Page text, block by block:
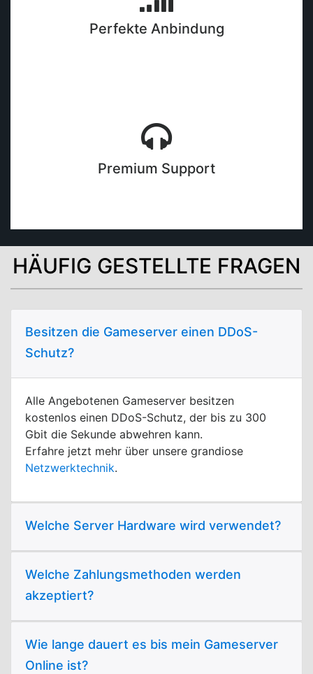
Perfekte Anbindung
Premium Support
HÄUFIG GESTELLTE FRAGEN
Besitzen die Gameserver einen DDoS-
Schutz?
Alle Angebotenen Gameserver besitzen
kostenlos einen DDoS-Schutz, der bis zu 300
Gbit die Sekunde abwehren kann.
Erfahre jetzt mehr über unsere grandiose
Netzwerktechnik.
Welche Server Hardware wird verwendet?
Welche Zahlungsmethoden werden
akzeptiert?
Wie lange dauert es bis mein Gameserver
Online ist?